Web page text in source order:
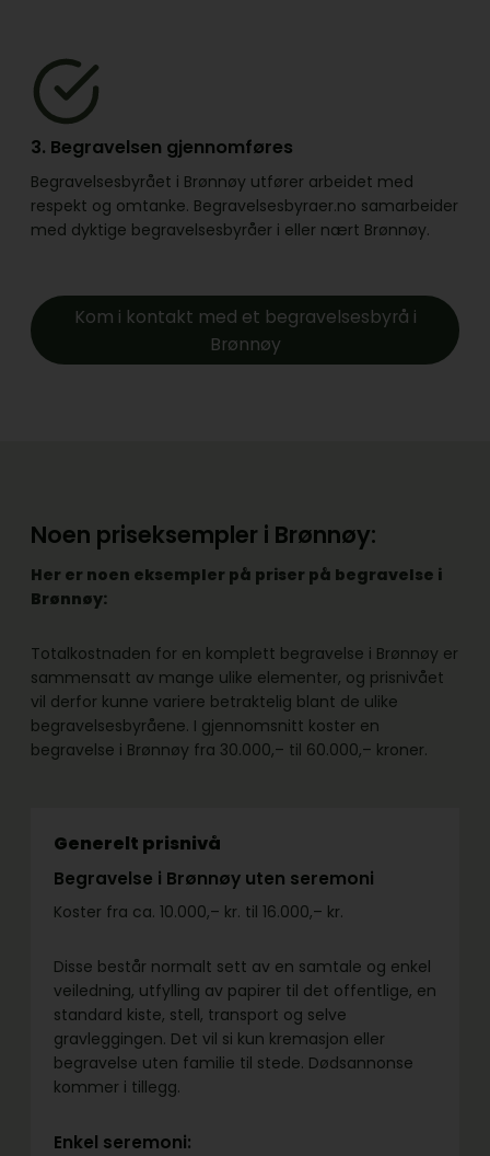
3. Begravelsen gjennomføres
Begravelsesbyrået i Brønnøy utfører arbeidet med
respekt og omtanke. Begravelsesbyraer.no samarbeider
med dyktige begravelsesbyråer i eller nært Brønnøy.
Kom i kontakt med et begravelsesbyrå i
Brønnøy
Noen priseksempler i Brønnøy:
Her er noen eksempler på priser på begravelse i
Brønnøy:
Totalkostnaden for en komplett begravelse i Brønnøy er
sammensatt av mange ulike elementer, og prisnivået
vil derfor kunne variere betraktelig blant de ulike
begravelsesbyråene. I gjennomsnitt koster en
begravelse i Brønnøy fra 30.000,– til 60.000,– kroner.
Generelt prisnivå
Begravelse i Brønnøy uten seremoni
Koster fra ca. 10.000,– kr. til 16.000,– kr.
Disse består normalt sett av en samtale og enkel
veiledning, utfylling av papirer til det offentlige, en
standard kiste, stell, transport og selve
gravleggingen. Det vil si kun kremasjon eller
begravelse uten familie til stede. Dødsannonse
kommer i tillegg.
Enkel seremoni: